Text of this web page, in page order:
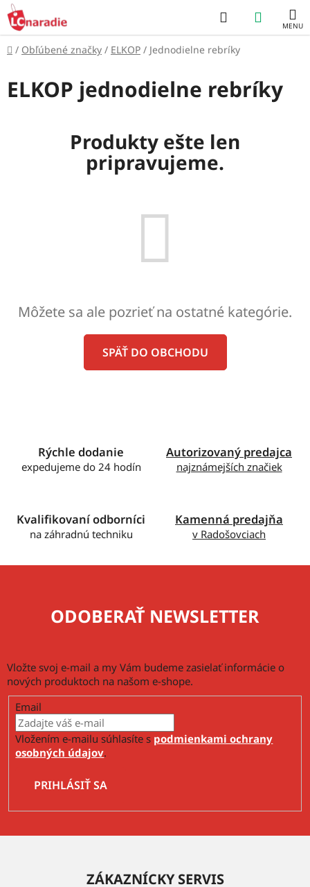
Prejsť
na
obsah
Hľadať
KOŠÍK
Domov
/ Obľúbené značky / ELKOP / Jednodielne rebríky
ELKOP jednodielne rebríky
Produkty ešte len
pripravujeme.
Môžete sa ale pozrieť na ostatné kategórie.
SPÄŤ DO OBCHODU
Rýchle dodanie
expedujeme do 24 hodín
Autorizovaný predajca
najznámejších značiek
Kvalifikovaní odborníci
na záhradnú techniku
Kamenná predajňa
v Radošovciach
ODOBERAŤ NEWSLETTER
Vložte svoj e-mail a my Vám budeme zasielať informácie o
nových produktoch na našom e-shope.
Email
Vložením e-mailu súhlasíte s podmienkami ochrany
osobných údajov.
PRIHLÁSIŤ SA
ZÁKAZNÍCKY SERVIS